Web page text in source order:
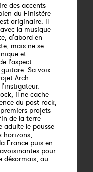
des accents
du Finistère
originaire. Il
la musique
d'abord en
mais ne se
et
l'aspect
Sa voix
Arch
il ne cache
du post-rock,
projets
de la terre
adulte le pousse
horizons,
France puis en
pour
désormais, au